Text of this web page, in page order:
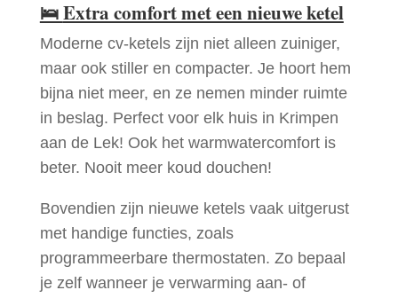
🛌Extra comfort met een nieuwe ketel
Moderne cv-ketels zijn niet alleen zuiniger,
maar ook stiller en compacter. Je hoort hem
bijna niet meer, en ze nemen minder ruimte
in beslag. Perfect voor elk huis in Krimpen
aan de Lek! Ook het warmwatercomfort is
beter. Nooit meer koud douchen!
Bovendien zijn nieuwe ketels vaak uitgerust
met handige functies, zoals
programmeerbare thermostaten. Zo bepaal
je zelf wanneer je verwarming aan- of